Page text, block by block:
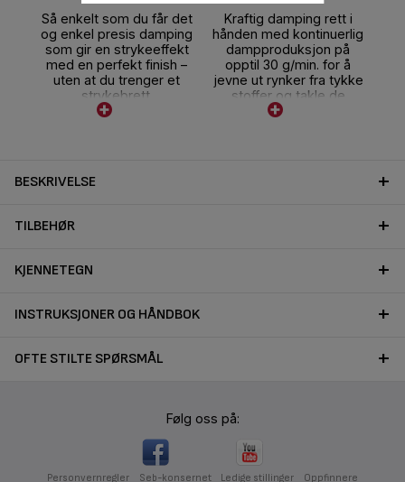
Så enkelt som du får det
og enkel presis damping
som gir en strykeeffekt
med en perfekt finish –
uten at du trenger et
strykebrett.
Kraftig damping rett i
hånden med kontinuerlig
dampproduksjon på
opptil 30 g/min. for å
jevne ut rynker fra tykke
stoffer og takle de
vanskeligste krøllene.
BESKRIVELSE
TILBEHØR
KJENNETEGN
INSTRUKSJONER OG HÅNDBOK
OFTE STILTE SPØRSMÅL
Følg oss på:
Personvernregler Seb-konsernet Ledige stillinger Oppfinnere